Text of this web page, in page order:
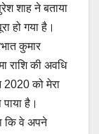
शाह ने बताया
हो गया है।
कुमार
राशि की अवधि
2020 को मेरा
है।
कि वे अपने